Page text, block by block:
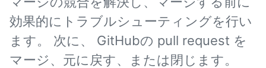
効果的にトラブルシューティングを行い
ます。 次に、 GitHubの pull request を
マージ、元に戻す、または閉じます。